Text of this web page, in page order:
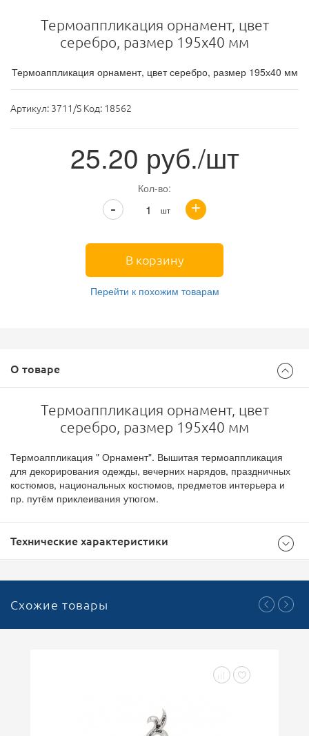
Термоаппликация орнамент, цвет
серебро, размер 195х40 мм
Термоаппликация орнамент, цвет серебро, размер 195х40 мм
Артикул: 3711/S Код: 18562
25.20 руб./шт
Кол-во:
шт +
-
В корзину
Перейти к похожим товарам
О товаре
Термоаппликация орнамент, цвет
серебро, размер 195х40 мм
Термоаппликация " Орнамент". Вышитая термоаппликация
для декорирования одежды, вечерних нарядов, праздничных
костюмов, национальных костюмов, предметов интерьера и
пр. путём приклеивания утюгом.
Технические характеристики
Схожие товары